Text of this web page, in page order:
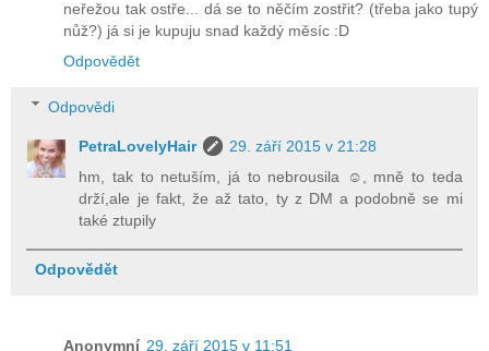
neřežou tak ostře... dá se to něčím zostřit? (třeba jako tupý
nůž?) já si je kupuju snad každý měsíc :D
Odpovědět
Odpovědi
PetraLovelyHair
29. září 2015 v 21:28
hm, tak to netuším, já to nebrousila ☺, mně to teda
drží,ale je fakt, že až tato, ty z DM a podobně se mi
také ztupily
Odpovědět
Anonymní 29. září 2015 v 11:51